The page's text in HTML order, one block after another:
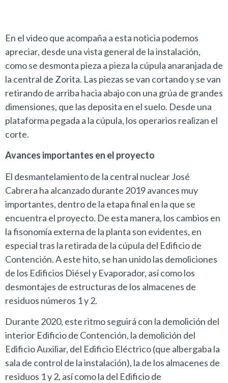
En el video que acompaña a esta noticia podemos
apreciar, desde una vista general de la instalación,
como se desmonta pieza a pieza la cúpula anaranjada de
la central de Zorita. Las piezas se van cortando y se van
retirando de arriba hacia abajo con una grúa de grandes
dimensiones, que las deposita en el suelo. Desde una
plataforma pegada a la cúpula, los operarios realizan el
corte.
Avances importantes en el proyecto
El desmantelamiento de la central nuclear José
Cabrera ha alcanzado durante 2019 avances muy
importantes, dentro de la etapa final en la que se
encuentra el proyecto. De esta manera, los cambios en
la fisonomía externa de la planta son evidentes, en
especial tras la retirada de la cúpula del Edificio de
Contención. A este hito, se han unido las demoliciones
de los Edificios Diésel y Evaporador, así como los
desmontajes de estructuras de los almacenes de
residuos números 1 y 2.
Durante 2020, este ritmo seguirá con la demolición del
interior Edificio de Contención, la demolición del
Edificio Auxiliar, del Edificio Eléctrico (que albergaba la
sala de control de la instalación), la de los almacenes de
residuos 1 y 2, así como la del Edificio de